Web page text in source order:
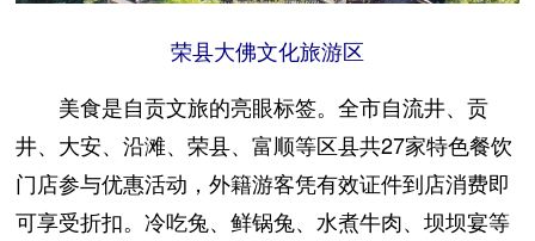
荣县大佛文化旅游区
美食是自贡文旅的亮眼标签。全市自流井、贡
井、大安、沿滩、荣县、富顺等区县共27家特色餐饮
门店参与优惠活动，外籍游客凭有效证件到店消费即
可享受折扣。冷吃兔、鲜锅兔、水煮牛肉、坝坝宴等